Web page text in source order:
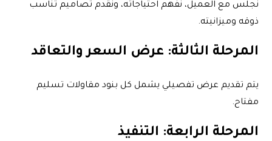
نجلس مع العميل، نفهم احتياجاته، ونقدم تصاميم تناسب
ذوقه وميزانيته.
المرحلة الثالثة: عرض السعر والتعاقد
يتم تقديم عرض تفصيلي يشمل كل بنود مقاولات تسليم
مفتاح.
المرحلة الرابعة: التنفيذ